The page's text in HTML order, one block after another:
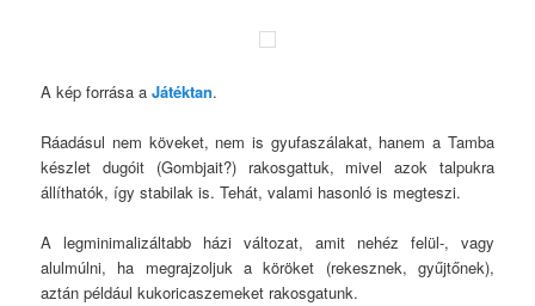
A kép forrása aJátéktan.
Ráadásul nem köveket, nem is gyufaszálakat, hanem a Tamba
készlet dugóit (Gombjait?) rakosgattuk, mivel azok talpukra
állíthatók, így stabilak is. Tehát, valami hasonló is megteszi.
A legminimalizáltabb házi változat, amit nehéz felül-, vagy
alulmúlni, ha megrajzoljuk a köröket (rekesznek, gyűjtőnek),
aztán például kukoricaszemeket rakosgatunk.